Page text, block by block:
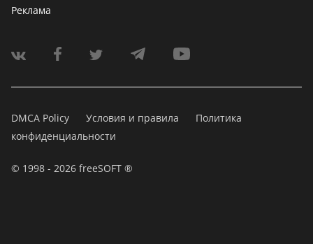
Реклама
DMCA Policy Условия и правила
Политика
конфиденциальности
© 1998 - 2026 freeSOFT ®